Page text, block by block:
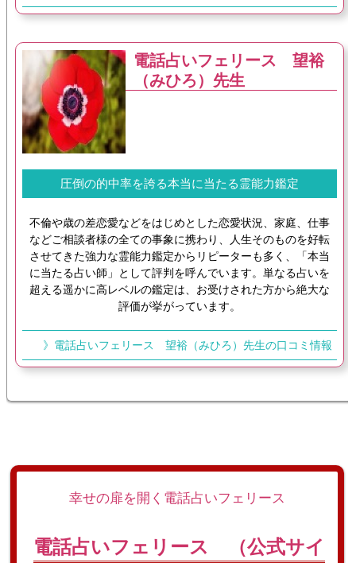
電話占いフェリース 望裕
（みひろ）先生
圧倒の的中率を誇る本当に当たる霊能力鑑定
不倫や歳の差恋愛などをはじめとした恋愛状況、家庭、仕事
などご相談者様の全ての事象に携わり、人生そのものを好転
させてきた強力な霊能力鑑定からリピーターも多く、「本当
に当たる占い師」として評判を呼んでいます。単なる占いを
超える遥かに高レベルの鑑定は、お受けされた方から絶大な
評価が挙がっています。
》電話占いフェリース 望裕（みひろ）先生の口コミ情報
幸せの扉を開く電話占いフェリース
電話占いフェリース （公式サイ